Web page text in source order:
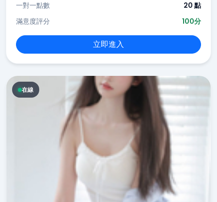
一對一點數
20 點
滿意度評分
100分
立即進入
在線